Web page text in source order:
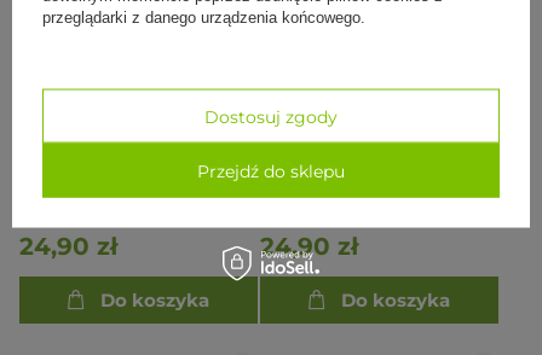
24,90 zł
Do koszyka
Pasek do jogi 183 cm -
24,90 zł
Do koszyka
przeglądarki z danego urządzenia końcowego.
Dostosuj zgody
Przejdź do sklepu